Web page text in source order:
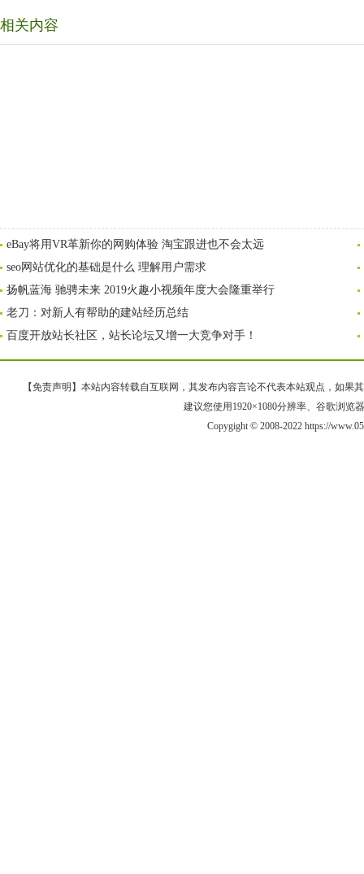
相关内容
eBay将用VR革新你的网购体验 淘宝跟进也不会太远
seo网站优化的基础是什么 理解用户需求
扬帆蓝海 驰骋未来 2019火趣小视频年度大会隆重举行
老刀：对新人有帮助的建站经历总结
百度开放站长社区，站长论坛又增一大竞争对手！
【免责声明】本站内容转载自互联网，其发布内容言论不代表本站观点，如果
建议您使用1920×1080分辨率、谷歌浏览
Copygight © 2008-2022 https://